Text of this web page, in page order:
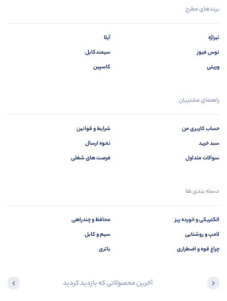
برندهای مطرح
تیراژه
توس فیوز
وریتی
آیلا
سیمندکابل
کاسپین
راهنمای مشتریان
حساب کاربری من
سبد خرید
سوالات متداول
شرایط و قوانین
نحوه ارسال
فرصت های شغلی
دسته بندی ها
الکتریکی و خورده ریز
لامپ و روشنایی
چراغ قوه و اضطراری
محافظ و چندراهی
سیم و کابل
باتری
آخرین محصولاتی که بازدید کردید